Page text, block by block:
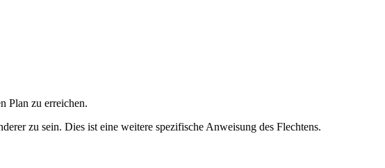
Plan zu erreichen.
zu sein. Dies ist eine weitere spezifische Anweisung des Flechtens.